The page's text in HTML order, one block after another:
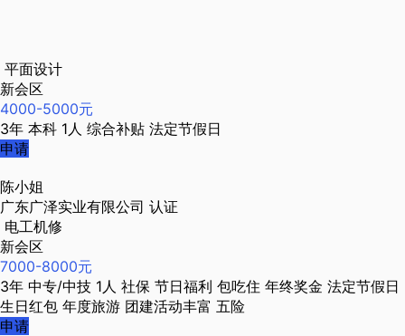
平面设计
新会区
4000-5000元
3年 本科 1人 综合补贴 法定节假日
申请
陈小姐
广东广泽实业有限公司 认证
电工机修
新会区
7000-8000元
3年 中专/中技 1人 社保 节日福利 包吃住 年终奖金 法定节假日
生日红包 年度旅游 团建活动丰富 五险
申请